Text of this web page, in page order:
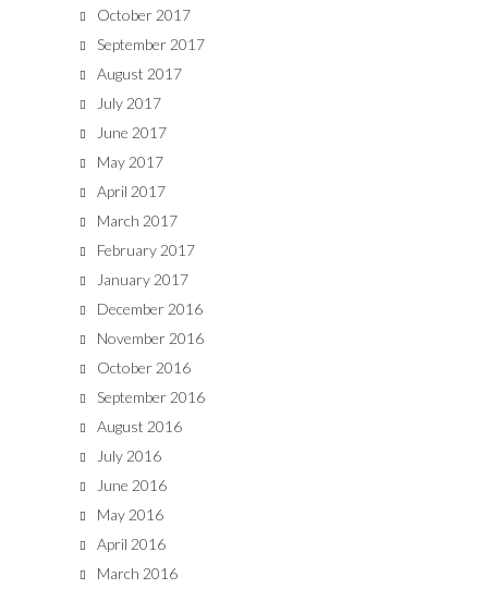
October 2017
September 2017
August 2017
July 2017
June 2017
May 2017
April 2017
March 2017
February 2017
January 2017
December 2016
November 2016
October 2016
September 2016
August 2016
July 2016
June 2016
May 2016
April 2016
March 2016